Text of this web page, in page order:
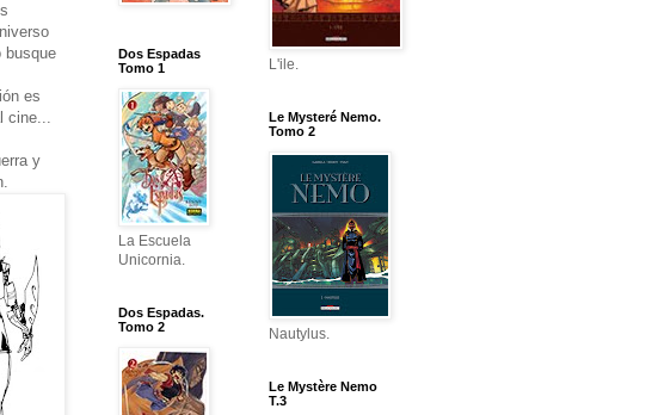
busque
es
cine...
y
Dos Espadas
Tomo 1
La Escuela
Unicornia.
Dos Espadas.
Tomo 2
L'ile.
Le Mysteré Nemo.
Tomo 2
Nautylus.
Le Mystère Nemo
T.3